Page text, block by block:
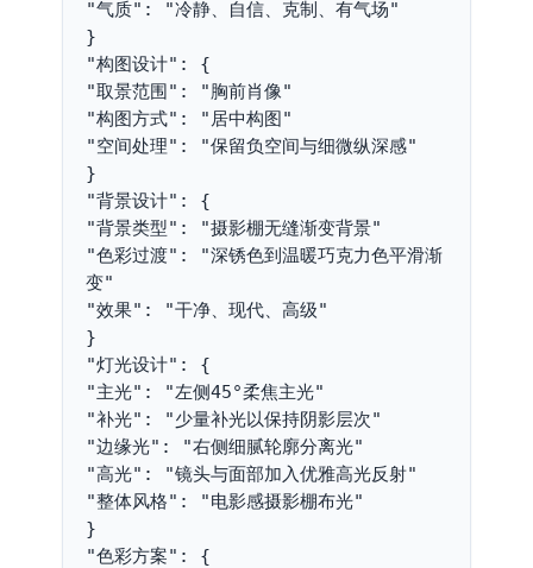
"气质": "冷静、自信、克制、有气场"
}
"构图设计": {
"取景范围": "胸前肖像"
"构图方式": "居中构图"
"空间处理": "保留负空间与细微纵深感"
}
"背景设计": {
"背景类型": "摄影棚无缝渐变背景"
"色彩过渡": "深锈色到温暖巧克力色平滑渐
变"
"效果": "干净、现代、高级"
}
"灯光设计": {
"主光": "左侧45°柔焦主光"
"补光": "少量补光以保持阴影层次"
"边缘光": "右侧细腻轮廓分离光"
"高光": "镜头与面部加入优雅高光反射"
"整体风格": "电影感摄影棚布光"
}
"色彩方案": {